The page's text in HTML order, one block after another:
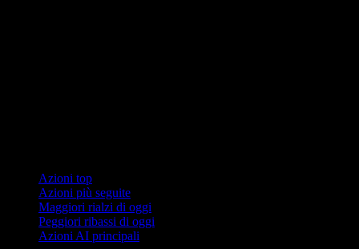
Azioni top
Azioni più seguite
Maggiori rialzi di oggi
Peggiori ribassi di oggi
Azioni AI principali